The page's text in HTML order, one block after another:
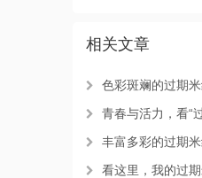
相关文章
色彩斑斓的过期
青春与活力，看“
丰富多彩的过期米
看这里，我的过